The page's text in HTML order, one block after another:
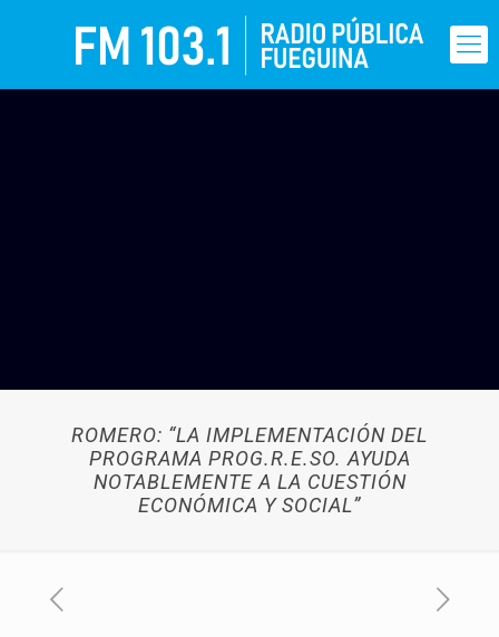
ROMERO: “LA IMPLEMENTACIÓN DEL
PROGRAMA PROG.R.E.SO. AYUDA
NOTABLEMENTE A LA CUESTIÓN
ECONÓMICA Y SOCIAL”